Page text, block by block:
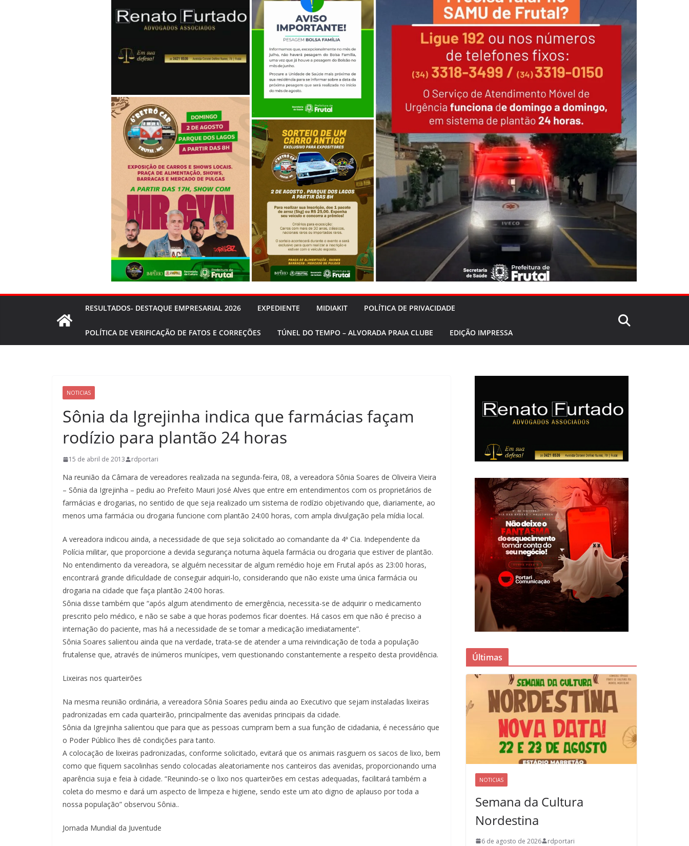
RESULTADOS- DESTAQUE EMPRESARIAL 2026 EXPEDIENTE MIDIAKIT POLÍTICA DE PRIVACIDADE
POLÍTICA DE VERIFICAÇÃO DE FATOS E CORREÇÕES TÚNEL DO TEMPO – ALVORADA PRAIA CLUBE EDIÇÃO IMPRESSA
NOTICIAS
Sônia da Igrejinha indica que farmácias façam
rodízio para plantão 24 horas
15 de abril de 2013 rdportari
Na reunião da Câmara de vereadores realizada na segunda-feira, 08, a vereadora Sônia Soares de Oliveira Vieira
– Sônia da Igrejinha – pediu ao Prefeito Mauri José Alves que entre em entendimentos com os proprietários de
farmácias e drogarias, no sentido de que seja realizado um sistema de rodízio objetivando que, diariamente, ao
menos uma farmácia ou drogaria funcione com plantão 24:00 horas, com ampla divulgação pela mídia local.
A vereadora indicou ainda, a necessidade de que seja solicitado ao comandante da 4ª Cia. Independente da
Polícia militar, que proporcione a devida segurança noturna àquela farmácia ou drogaria que estiver de plantão.
No entendimento da vereadora, se alguém necessitar de algum remédio hoje em Frutal após as 23:00 horas,
encontrará grande dificuldade de conseguir adquiri-lo, considerando que não existe uma única farmácia ou
drogaria na cidade que faça plantão 24:00 horas.
Sônia disse também que “após algum atendimento de emergência, necessita-se de adquirir o medicamento
prescrito pelo médico, e não se sabe a que horas podemos ficar doentes. Há casos em que não é preciso a
internação do paciente, mas há a necessidade de se tomar a medicação imediatamente”.
Sônia Soares salientou ainda que na verdade, trata-se de atender a uma reivindicação de toda a população
frutalense que, através de inúmeros munícipes, vem questionando constantemente a respeito desta providência.
Lixeiras nos quarteirões
Na mesma reunião ordinária, a vereadora Sônia Soares pediu ainda ao Executivo que sejam instaladas lixeiras
padronizadas em cada quarteirão, principalmente das avenidas principais da cidade.
Sônia da Igrejinha salientou que para que as pessoas cumpram bem a sua função de cidadania, é necessário que
o Poder Público lhes dê condições para tanto.
A colocação de lixeiras padronizadas, conforme solicitado, evitará que os animais rasguem os sacos de lixo, bem
como que fiquem sacolinhas sendo colocadas aleatoriamente nos canteiros das avenidas, proporcionando uma
aparência suja e feia à cidade. “Reunindo-se o lixo nos quarteirões em cestas adequadas, facilitará também a
coleta do mesmo e dará um aspecto de limpeza e higiene, sendo este um ato digno de aplauso por toda a
nossa população” observou Sônia..
Jornada Mundial da Juventude
Últimas
NOTICIAS
Semana da Cultura
Nordestina
6 de agosto de 2026 rdportari